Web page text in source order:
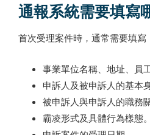
通報系統需要填寫
首次受理案件時，通常需要填寫
事業單位名稱、地址、員
申訴人及被申訴人的基本
被申訴人與申訴人的職務關
霸凌形式及具體行為樣態。